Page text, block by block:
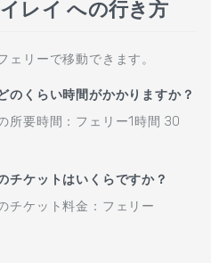
レイ への行き方
ェリーで移動できます。
のくらい時間がかかりますか？
所要時間：フェリー1時間 30
チケットはいくらですか？
チケット料金：フェリー